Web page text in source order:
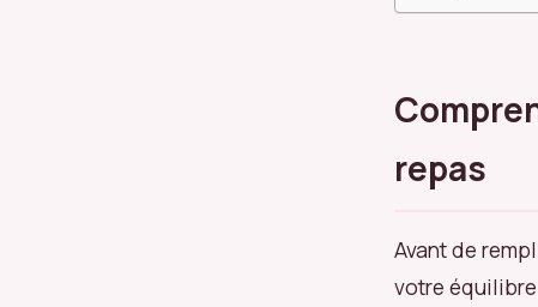
repas
Avant de
votre